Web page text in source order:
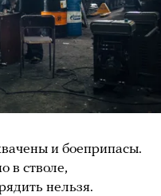
и боеприпасы.
в стволе,
нельзя.